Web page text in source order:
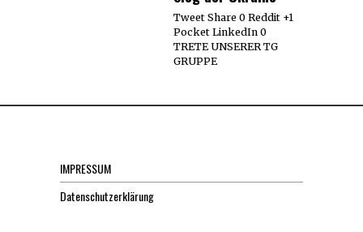
Tweet Share 0 Reddit +1
Pocket LinkedIn 0
TRETE UNSERER TG
GRUPPE
IMPRESSUM
Datenschutzerklärung